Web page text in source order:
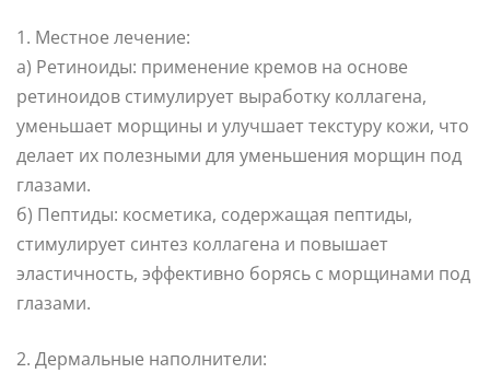
1. Местное лечение:
а) Ретиноиды: применение кремов на основе
ретиноидов стимулирует выработку коллагена,
уменьшает морщины и улучшает текстуру кожи, что
делает их полезными для уменьшения морщин под
глазами.
б) Пептиды: косметика, содержащая пептиды,
стимулирует синтез коллагена и повышает
эластичность, эффективно борясь с морщинами под
глазами.
2. Дермальные наполнители: